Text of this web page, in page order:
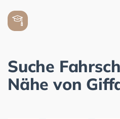
Suche
Nähe von